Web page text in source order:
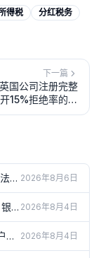
得税
分红税务
下一篇
国公司注册完整
15%拒绝率的关
键步骤
院 2026年8月6日
2026年8月4日
骚
2026年8月4日